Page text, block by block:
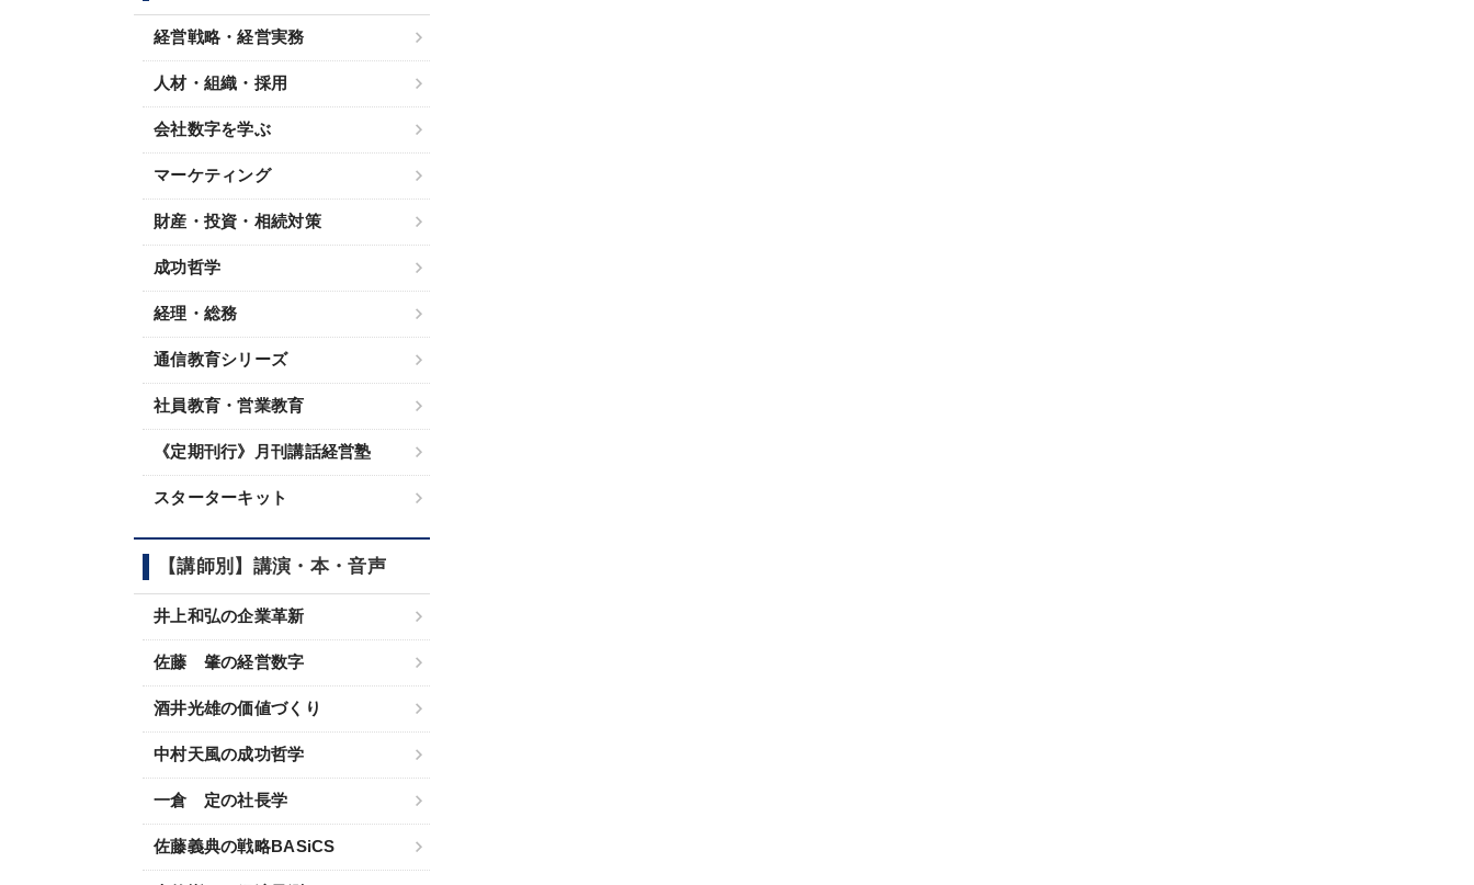
経営戦略・経営実務
人材・組織・採用
会社数字を学ぶ
マーケティング
財産・投資・相続対策
成功哲学
経理・総務
通信教育シリーズ
社員教育・営業教育
《定期刊行》月刊講話経営塾
スターターキット
【講師別】講演・本・音声
井上和弘の企業革新
佐藤 肇の経営数字
酒井光雄の価値づくり
中村天風の成功哲学
一倉 定の社長学
佐藤義典の戦略BASiCS